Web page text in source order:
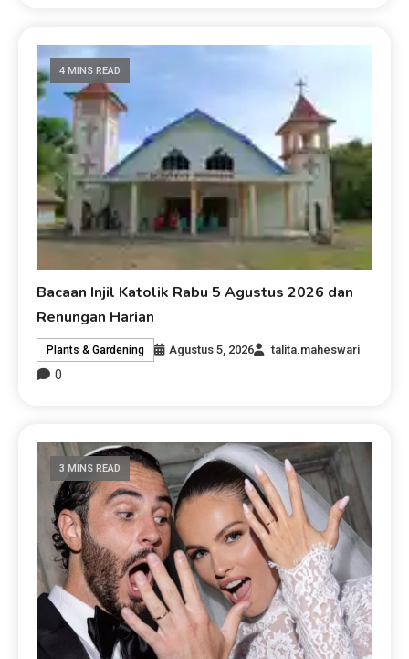
4 MINS READ
Bacaan Injil Katolik Rabu 5 Agustus 2026 dan
Renungan Harian
Plants & Gardening Agustus 5, 2026 talita.maheswari
0
3 MINS READ